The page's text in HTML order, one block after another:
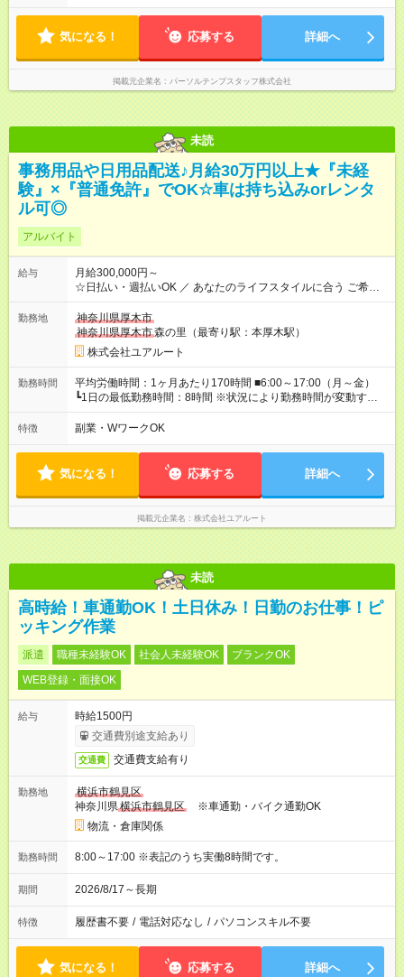
気になる！ 応募する 詳細へ
掲載元企業名 パーソルテンプスタッフ株式会社
未読
事務用品や日用品配送♪月給30万円以上★『未経
験』×『普通免許』でOK☆車は持ち込みorレンタ
ル可◎
アルバイト
給与
月給300,000円～
☆日払い・週払いOK ／ あなたのライフスタイルに合う ご希望
の働き方も提案できます♪ ＼ 【試用期間】試用期間なし
勤務地
神奈川県厚木市
神奈川県厚木市森の里（最寄り駅：本厚木駅）
株式会社ユアルート
勤務時間
平均労働時間：1ヶ月あたり170時間 ■6:00～17:00（月～金）
┗1日の最低勤務時間：8時間 ※状況により勤務時間が変動する場
合あり ☆週5日～勤務OK！ ┗もちろん週5日以上の勤務も歓迎♪
＊勤務時間についてはお気軽にご相談ください！ 平均労働時
勤務時間：8時間 ※状況により勤務時間が変動する場合あり ☆週
5日～勤務OK！ ┗もちろん週5日以上の勤務も歓迎♪ ＊勤務時間
についてはお気軽にご相談ください！
特徴 副業・WワークOK
気になる！ 応募する 詳細へ
掲載元企業名 株式会社ユアルート
未読
高時給！車通勤OK！土日休み！日勤のお仕事！ピ
ッキング作業
派遣 職種未経験OK 社会人未経験OK
ブランクOK
WEB登録・面接OK
給与
時給1500円
交通費別途支給あり
交通費 交通費支給有り
勤務地
横浜市鶴見区
神奈川県横浜市鶴見区
※車通勤・バイク通勤OK
物流・倉庫関係
勤務時間 8:00～17:00 ※表記のうち実働8時間です。
期間 2026/8/17～長期
特徴 履歴書不要 / 電話対応なし / パソコンスキル不要
気になる！ 応募する 詳細へ